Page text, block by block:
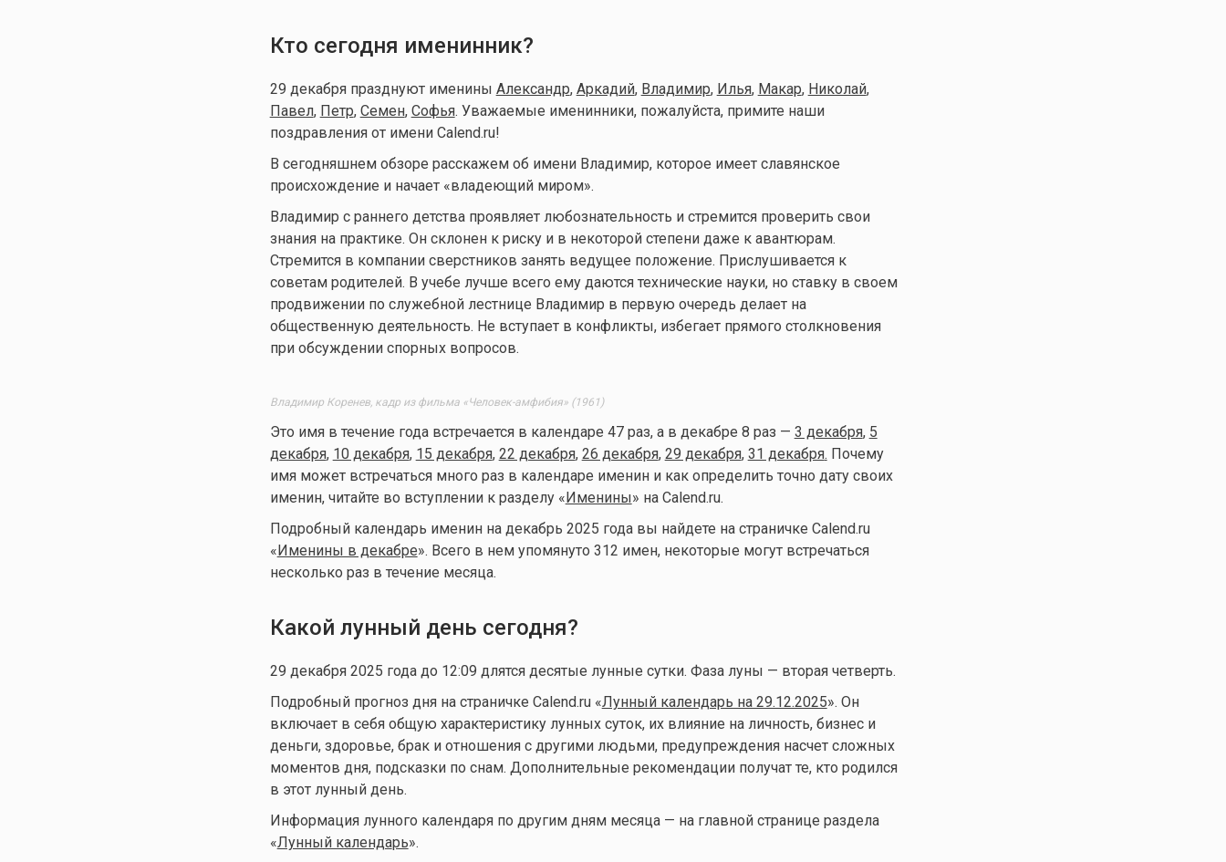
Кто сегодня именинник?
29 декабря празднуют именины Александр, Аркадий, Владимир, Илья, Макар, Николай,
Павел, Петр, Семен, Софья. Уважаемые именинники, пожалуйста, примите наши
поздравления от имени Calend.ru!
В сегодняшнем обзоре расскажем об имени Владимир, которое имеет славянское
происхождение и начает «владеющий миром».
Владимир с раннего детства проявляет любознательность и стремится проверить свои
знания на практике. Он склонен к риску и в некоторой степени даже к авантюрам.
Стремится в компании сверстников занять ведущее положение. Прислушивается к
советам родителей. В учебе лучше всего ему даются технические науки, но ставку в своем
продвижении по служебной лестнице Владимир в первую очередь делает на
общественную деятельность. Не вступает в конфликты, избегает прямого столкновения
при обсуждении спорных вопросов.
Владимир Коренев, кадр из фильма «Человек-амфибия» (1961)
Это имя в течение года встречается в календаре 47 раз, а в декабре 8 раз — 3 декабря, 5
декабря, 10 декабря, 15 декабря, 22 декабря, 26 декабря, 29 декабря, 31 декабря. Почему
имя может встречаться много раз в календаре именин и как определить точно дату своих
именин, читайте во вступлении к разделу « Именины» на Calend.ru.
Подробный календарь именин на декабрь 2025 года вы найдете на страничке Calend.ru
« Именины в декабре». Всего в нем упомянуто 312 имен, некоторые могут встречаться
несколько раз в течение месяца.
Какой лунный день сегодня?
29 декабря 2025 года до 12:09 длятся десятые лунные сутки. Фаза луны — вторая четверть.
Подробный прогноз дня на страничке Calend.ru «Лунный календарь на 29.12.2025». Он
включает в себя общую характеристику лунных суток, их влияние на личность, бизнес и
деньги, здоровье, брак и отношения с другими людьми, предупреждения насчет сложных
моментов дня, подсказки по снам. Дополнительные рекомендации получат те, кто родился
в этот лунный день.
Информация лунного календаря по другим дням месяца — на главной странице раздела
«Лунный календарь».